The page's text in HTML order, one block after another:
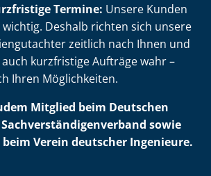
Termine: Unsere Kunden
Deshalb richten sich unsere
zeitlich nach Ihnen und
kurzfristige Aufträge wahr –
Ihren Möglichkeiten.
Mitglied beim Deutschen
sowie
Verein deutscher Ingenieure.